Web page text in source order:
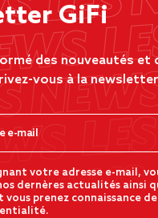
GiFi
des nouveautés et
vous à la newsletter
votre adresse e-mail,
dernères actualités ainsi
vous prenez connaissance